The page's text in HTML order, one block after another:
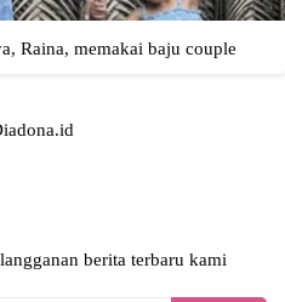
berita terbaru kami